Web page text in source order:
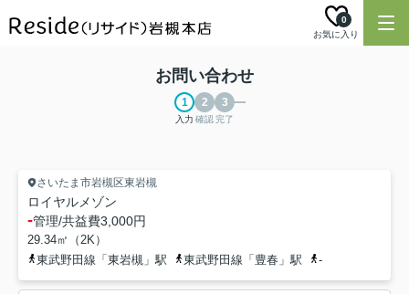
お気に入り
0
お問い合わせ
入力 確認完了
さいたま市岩槻区東岩槻
ロイヤルメゾン
-管理/共益費3,000円
29.34㎡（2K）
東武野田線「東岩槻」駅
東武野田線「豊春」駅 -